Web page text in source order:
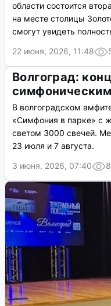
области состоится
на месте столицы
смогут увидеть
22 июня, 2026, 11:48
Волгоград:
симфоническим
В волгоградском
«Симфония в парке» с
светом 3000 свечей.